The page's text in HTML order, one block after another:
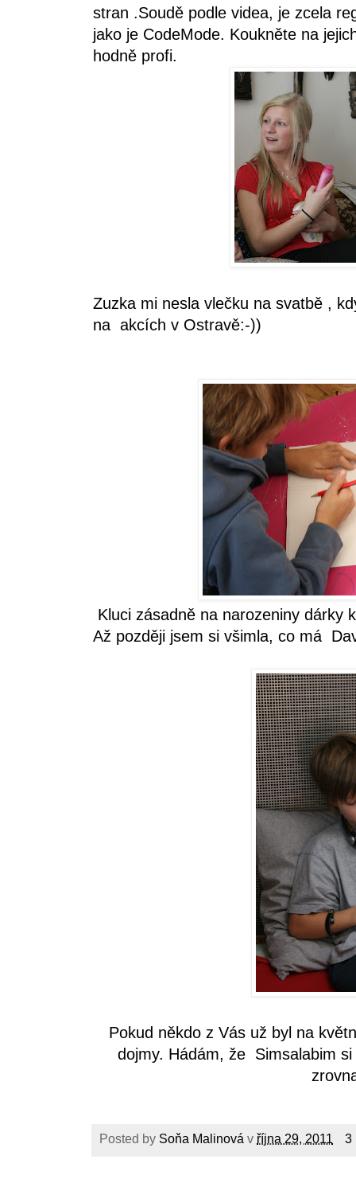
stran .Soudě podle videa, je zcela
jako je CodeMode. Koukněte na
hodně profi.
Zuzka mi nesla vlečku na svatbě ,
na akcích v Ostravě:-))
Kluci zásadně na narozeniny dárky
Až později jsem si všimla, co má
Pokud někdo z Vás už byl na
dojmy. Hádám, že Simsalabim si
Posted by Soňa Malinová v října 29, 2011 3